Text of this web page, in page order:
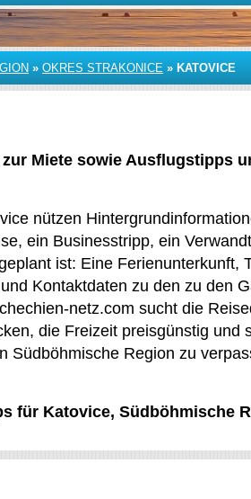
» OKRES STRAKONICE » KATOVICE
Miete sowie Ausflugstipps
nützen
ein Businesstripp, ein
ist: Eine Ferienunterkunft,
Kontaktdaten zu den zu den
netz.com sucht die
die Freizeit preisgünstig und
Südböhmische Region zu
für Katovice, Südböhmische